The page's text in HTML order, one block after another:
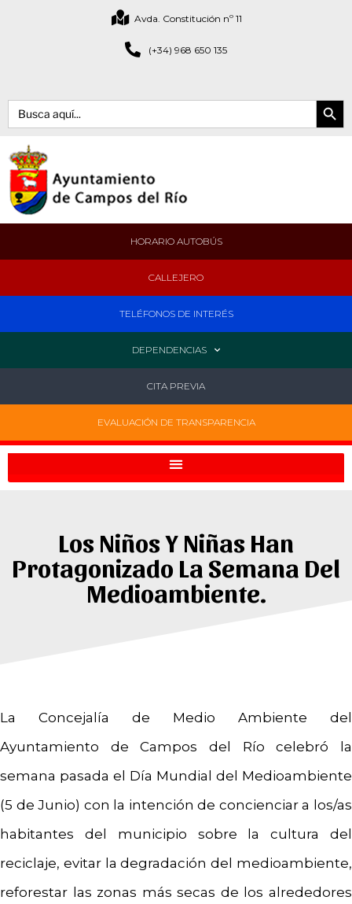
Avda. Constitución nº 11
(+34) 968 650 135
Buscar: Botón de
HORARIO AUTOBÚS
CALLEJERO
TELÉFONOS DE INTERÉS
DEPENDENCIAS
CITA PREVIA
EVALUACIÓN DE TRANSPARENCIA
Los Niños Y Niñas Han
Protagonizado La Semana Del
Medioambiente.
La Concejalía de Medio Ambiente del
Ayuntamiento de Campos del Río celebró la
semana pasada el Día Mundial del Medioambiente
(5 de Junio) con la intención de concienciar a los/as
habitantes del municipio sobre la cultura del
reciclaje, evitar la degradación del medioambiente,
reforestar las zonas más secas de los alrededores